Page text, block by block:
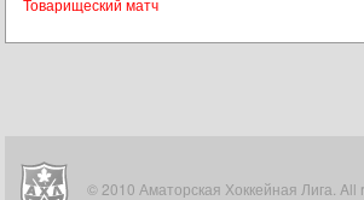
Товарищеский матч
© 2010 Аматорская Хоккейная Лига. All